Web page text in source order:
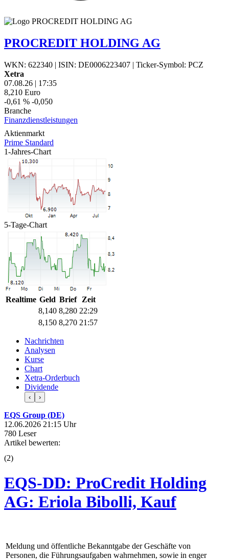
PROCREDIT HOLDING AG
WKN: 622340 | ISIN: DE0006223407 | Ticker-Symbol: PCZ
Xetra
07.08.26 | 17:35
8,210 Euro
-0,61 % -0,050
Branche
Finanzdienstleistungen
Aktienmarkt
Prime Standard
1-Jahres-Chart
5-Tage-Chart
Realtime Geld Brief
Zeit
8,130 8,290 22:30
8,150 8,270 21:57
Nachrichten
Analysen
Kurse
Chart
Xetra-Orderbuch
Dividende
‹ ›
EQS Group (DE)
12.06.2026 21:15 Uhr
780 Leser
Artikel bewerten:
(2)
EQS-DD: ProCredit Holding
AG: Eriola Bibolli, Kauf
Meldung und öffentliche Bekanntgabe der Geschäfte von
Personen, die Führungsaufgaben wahrnehmen, sowie in enger